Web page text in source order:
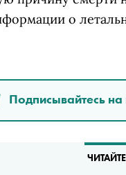
о
Подписывайтесь